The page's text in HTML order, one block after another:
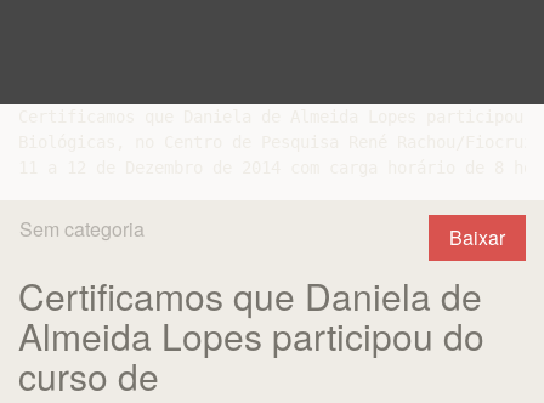
Baixar
Sem categoria
Certificamos que Daniela de
Almeida Lopes participou do
curso de